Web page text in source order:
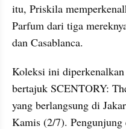
itu, Priskila
Parfum dari tiga
dan Casablanca.
Koleksi ini
bertajuk SCENTORY:
yang berlangsung di